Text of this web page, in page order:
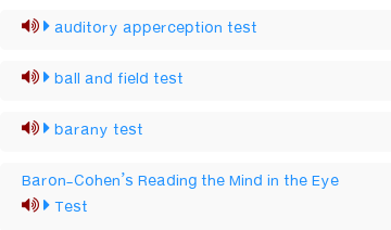
auditory apperception test
ball and field test
barany test
Baron-Cohen’s Reading the Mind in the Eye
Test